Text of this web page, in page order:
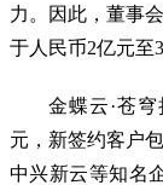
力。因此，董事
于人民币2亿元至
金蝶云·苍
元，新签约客户
中兴新云等知名